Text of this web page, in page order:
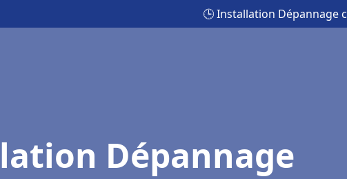
🕒 Installation Dépannage
Dépannage